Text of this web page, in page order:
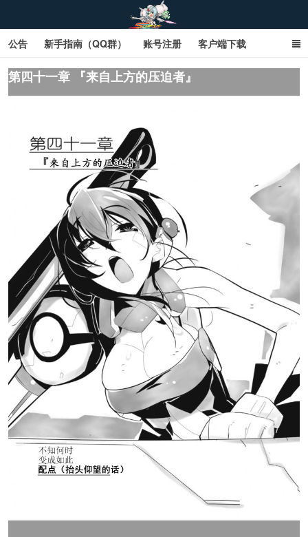
_sd敢达
公告 新手指南（QQ群） 账号注册 客户端下载
SD钢达服数据库（网页版） SD钢达服数据库（石墨版）
第四十一章 『来自上方的压迫者』